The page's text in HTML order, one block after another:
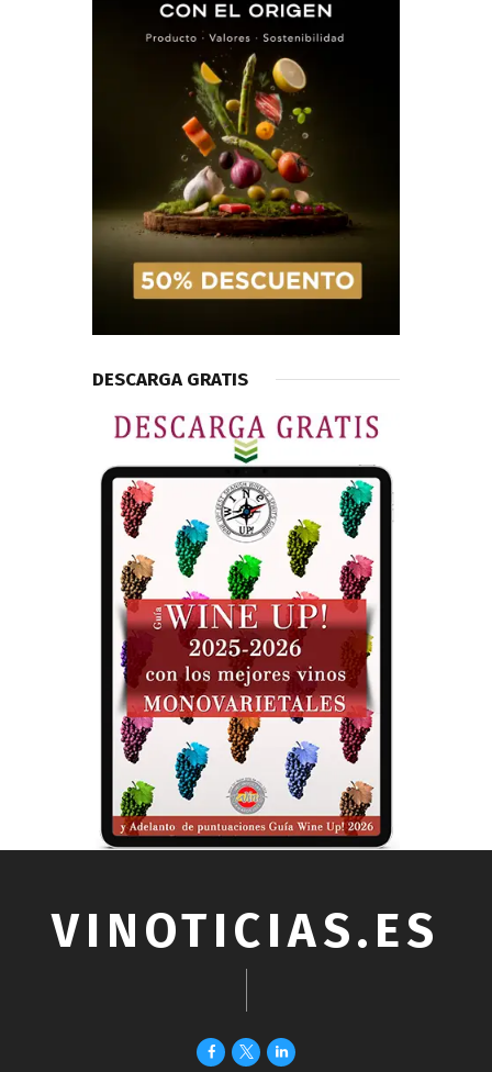
DESCARGA GRATIS
VINOTICIAS.ES